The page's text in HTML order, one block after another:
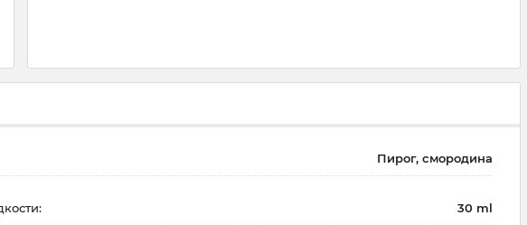
Пирог, смородина
30 ml